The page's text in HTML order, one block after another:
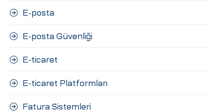
E-posta
E-posta Güvenliği
E-ticaret
E-ticaret Platformları
Fatura Sistemleri